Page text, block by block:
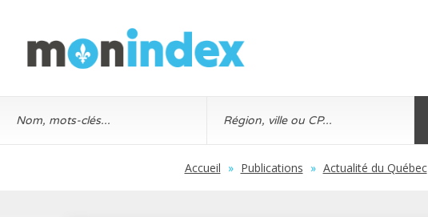
Accueil » Publications » Actualité du Québec